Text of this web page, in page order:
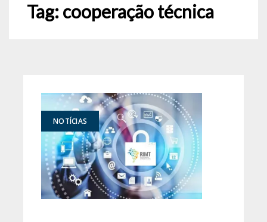
Tag:cooperação técnica
NOTÍCIAS